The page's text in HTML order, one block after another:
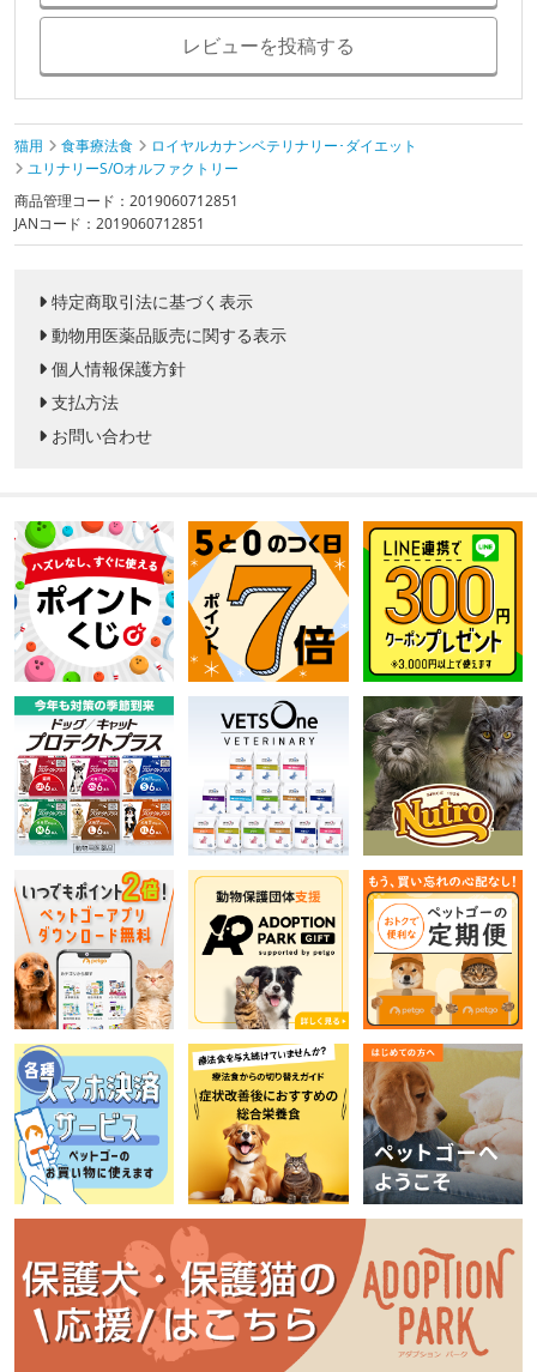
レビューを投稿する
猫用 食事療法食
ロイヤルカナンベテリナリー･ダイエット
ユリナリーS/Oオルファクトリー
商品管理コード：2019060712851
JANコード：2019060712851
特定商取引法に基づく表示
動物用医薬品販売に関する表示
個人情報保護方針
支払方法
お問い合わせ